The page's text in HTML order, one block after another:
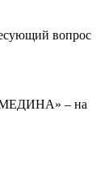
вопрос
«МЕДИНА» – на